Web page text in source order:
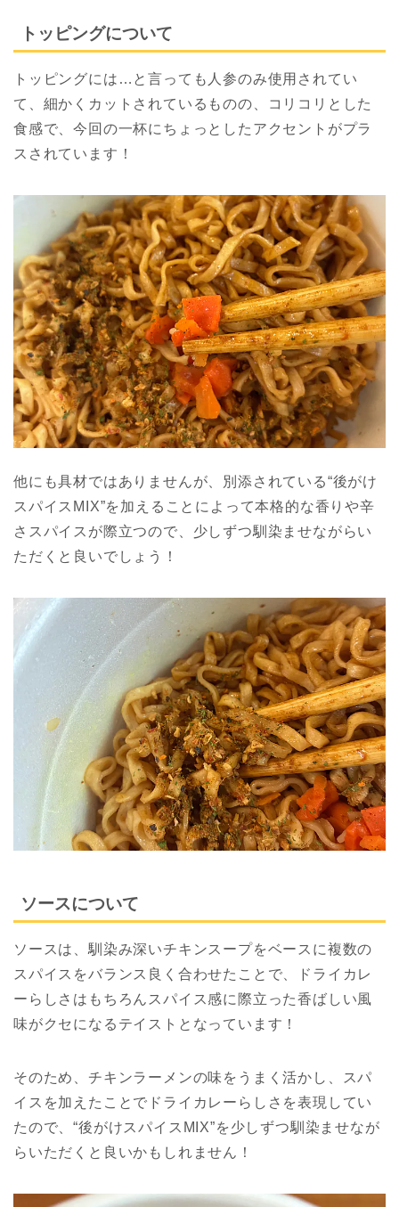
トッピングについて
トッピングには…と言っても人参のみ使用されてい
て、細かくカットされているものの、コリコリとした
食感で、今回の一杯にちょっとしたアクセントがプラ
スされています！
他にも具材ではありませんが、別添されている“後がけ
スパイスMIX”を加えることによって本格的な香りや辛
さスパイスが際立つので、少しずつ馴染ませながらい
ただくと良いでしょう！
ソースについて
ソースは、馴染み深いチキンスープをベースに複数の
スパイスをバランス良く合わせたことで、ドライカレ
ーらしさはもちろんスパイス感に際立った香ばしい風
味がクセになるテイストとなっています！
そのため、チキンラーメンの味をうまく活かし、スパ
イスを加えたことでドライカレーらしさを表現してい
たので、“後がけスパイスMIX”を少しずつ馴染ませなが
らいただくと良いかもしれません！